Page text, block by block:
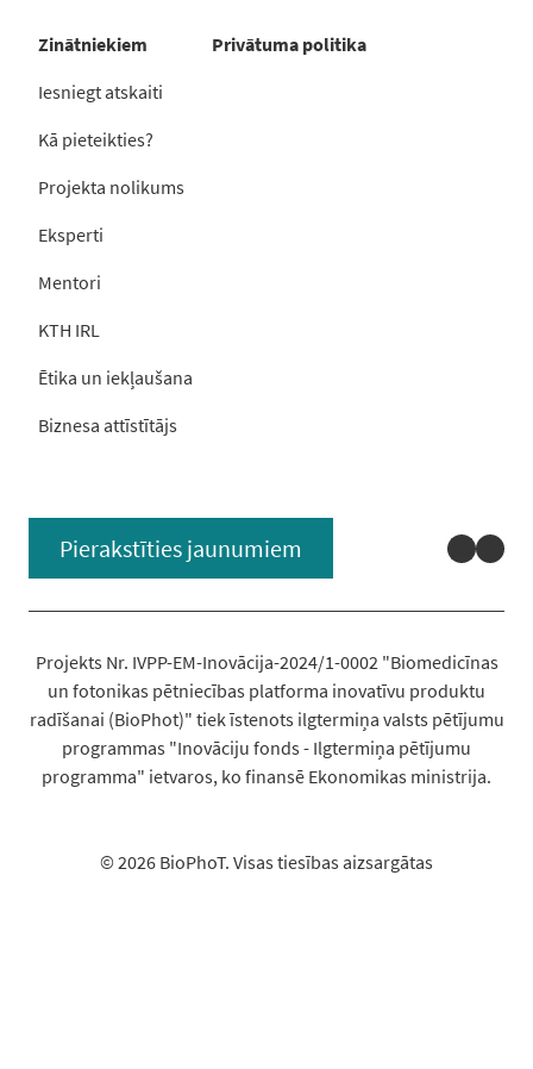
Zinātniekiem
Iesniegt atskaiti
Kā pieteikties?
Projekta nolikums
Eksperti
Mentori
KTH IRL
Ētika un iekļaušana
Biznesa attīstītājs
Privātuma politika
Pierakstīties jaunumiem
Projekts Nr. IVPP-EM-Inovācija-2024/1-0002 "Biomedicīnas
un fotonikas pētniecības platforma inovatīvu produktu
radīšanai (BioPhot)" tiek īstenots ilgtermiņa valsts pētījumu
programmas "Inovāciju fonds - Ilgtermiņa pētījumu
programma" ietvaros, ko finansē Ekonomikas ministrija.
© 2026 BioPhoT. Visas tiesības aizsargātas